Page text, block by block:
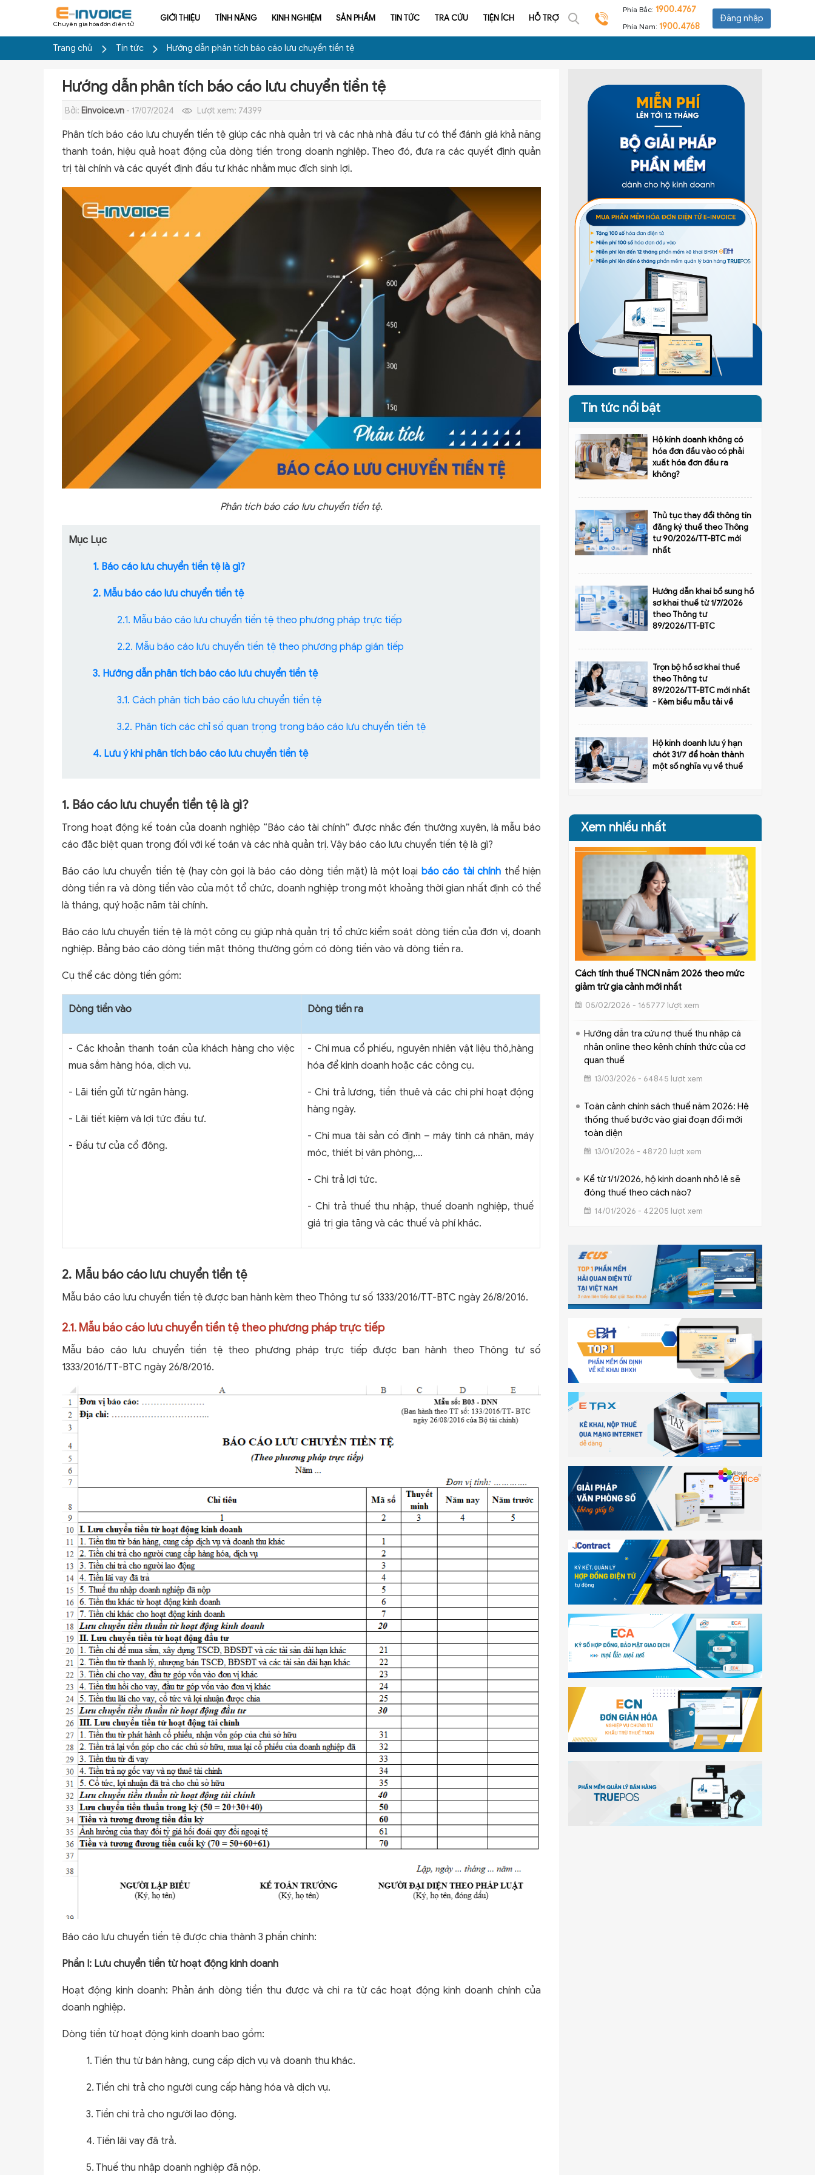
Chuyên gia hóa đơn điện tử
GIỚI THIỆU TÍNH NĂNG KINH NGHIỆM SẢN PHẨM TIN TỨC TRA CỨU TIỆN ÍCH HỖ TRỢ
Phía Bắc: 1900.4767
Phía Nam: 1900.4768
Đăng nhập
Trang chủ Tin tức Hướng dẫn phân tích báo cáo lưu chuyển tiền tệ
Hướng dẫn phân tích báo cáo lưu chuyển tiền tệ
Bởi: Einvoice.vn - 17/07/2024 Lượt xem: 74399
Phân tích báo cáo lưu chuyển tiền tệ giúp các nhà quản trị và các nhà nhà đầu tư có thể đánh giá khả năng
thanh toán, hiệu quả hoạt động của dòng tiền trong doanh nghiệp. Theo đó, đưa ra các quyết định quản
trị tài chính và các quyết định đầu tư khác nhằm mục đích sinh lợi.
Phân tích báo cáo lưu chuyển tiền tệ.
Mục Lục
1. Báo cáo lưu chuyển tiền tệ là gì?
2. Mẫu báo cáo lưu chuyển tiền tệ
2.1. Mẫu báo cáo lưu chuyển tiền tệ theo phương pháp trực tiếp
2.2. Mẫu báo cáo lưu chuyển tiền tệ theo phương pháp gián tiếp
3. Hướng dẫn phân tích báo cáo lưu chuyển tiền tệ
3.1. Cách phân tích báo cáo lưu chuyển tiền tệ
3.2. Phân tích các chỉ số quan trọng trong báo cáo lưu chuyển tiền tệ
4. Lưu ý khi phân tích báo cáo lưu chuyển tiền tệ
1. Báo cáo lưu chuyển tiền tệ là gì?
Trong hoạt động kế toán của doanh nghiệp “Báo cáo tài chính” được nhắc đến thường xuyên, là mẫu báo
cáo đặc biệt quan trọng đối với kế toán và các nhà quản trị. Vậy báo cáo lưu chuyển tiền tệ là gì?
Báo cáo lưu chuyển tiền tệ (hay còn gọi là báo cáo dòng tiền mặt) là một loại báo cáo tài chính thể hiện
dòng tiền ra và dòng tiền vào của một tổ chức, doanh nghiệp trong một khoảng thời gian nhất định có thể
là tháng, quý hoặc năm tài chính.
Báo cáo lưu chuyển tiền tệ là một công cụ giúp nhà quản trị tổ chức kiểm soát dòng tiền của đơn vị, doanh
nghiệp. Bảng báo cáo dòng tiền mặt thông thường gồm có dòng tiền vào và dòng tiền ra.
Cụ thể các dòng tiền gồm:
Dòng tiền vào Dòng tiền ra
- Các khoản thanh toán của khách hàng cho việc
mua sắm hàng hóa, dịch vụ.
- Lãi tiền gửi từ ngân hàng.
- Lãi tiết kiệm và lợi tức đầu tư.
- Đầu tư của cổ đông.
- Chi mua cổ phiếu, nguyên nhiên vật liệu thô,hàng
hóa để kinh doanh hoặc các công cụ.
-Chi trả lương, tiền thuê và các chi phí hoạt động
hàng ngày.
-Chi mua tài sản cố định – máy tính cá nhân, máy
móc, thiết bị văn phòng,…
-Chi trả lợi tức.
-Chi trả thuế thu nhập, thuế doanh nghiệp, thuế
giá trị gia tăng và các thuế và phí khác.
2. Mẫu báo cáo lưu chuyển tiền tệ
Mẫu báo cáo lưu chuyển tiền tệ được ban hành kèm theo Thông tư số 1333/2016/TT-BTC ngày 26/8/2016.
2.1. Mẫu báo cáo lưu chuyển tiền tệ theo phương pháp trực tiếp
Mẫu báo cáo lưu chuyển tiền tệ theo phương pháp trực tiếp được ban hành theo Thông tư số
1333/2016/TT-BTC ngày 26/8/2016.
Báo cáo lưu chuyển tiền tệ được chia thành 3 phần chính:
Phần I: Lưu chuyển tiền từ hoạt động kinh doanh
Hoạt động kinh doanh: Phản ánh dòng tiền thu được và chi ra từ các hoạt động kinh doanh chính của
doanh nghiệp.
Dòng tiền từ hoạt động kinh doanh bao gồm:
1. Tiền thu từ bán hàng, cung cấp dịch vụ và doanh thu khác.
2. Tiền chi trả cho người cung cấp hàng hóa và dịch vụ.
3. Tiền chi trả cho người lao động.
4. Tiền lãi vay đã trả.
5. Thuế thu nhập doanh nghiệp đã nộp.
Tin tức nổi bật
Hộ kinh doanh không có
hóa đơn đầu vào có phải
xuất hóa đơn đầu ra
không?
Thủ tục thay đổi thông tin
đăng ký thuế theo Thông
tư 90/2026/TT-BTC mới
nhất
Hướng dẫn khai bổ sung hồ
sơ khai thuế từ 1/7/2026
theo Thông tư
89/2026/TT-BTC
Trọn bộ hồ sơ khai thuế
theo Thông tư
89/2026/TT-BTC mới nhất
- Kèm biểu mẫu tải về
Hộ kinh doanh lưu ý hạn
chót 31/7 để hoàn thành
một số nghĩa vụ về thuế
Xem nhiều nhất
Cách tính thuế TNCN năm 2026 theo mức
giảm trừ gia cảnh mới nhất
05/02/2026 - 165777 lượt xem
Hướng dẫn tra cứu nợ thuế thu nhập cá
nhân online theo kênh chính thức của cơ
quan thuế
13/03/2026 - 64845 lượt xem
Toàn cảnh chính sách thuế năm 2026: Hệ
thống thuế bước vào giai đoạn đổi mới
toàn diện
13/01/2026 - 48720 lượt xem
Kể từ 1/1/2026, hộ kinh doanh nhỏ lẻ sẽ
đóng thuế theo cách nào?
14/01/2026 - 42205 lượt xem